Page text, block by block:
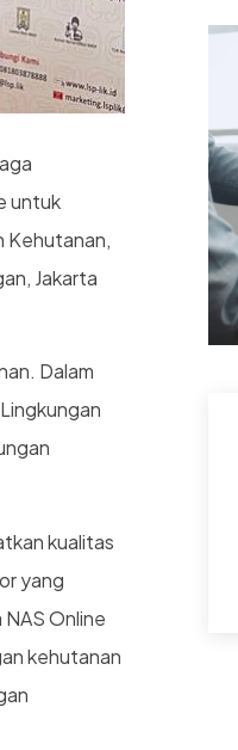
untuk
Kehutanan,
Jakarta
Dalam
kualitas
yang
Online
kehutanan